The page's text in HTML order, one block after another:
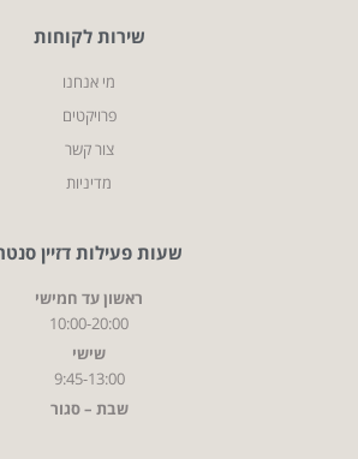
שירות לקוחות
מי אנחנו
פרויקטים
צור קשר
מדיניות
שעות פעילות דזיין סנטר
ראשון עד חמישי
10:00-20:00
שישי
9:45-13:00
שבת – סגור